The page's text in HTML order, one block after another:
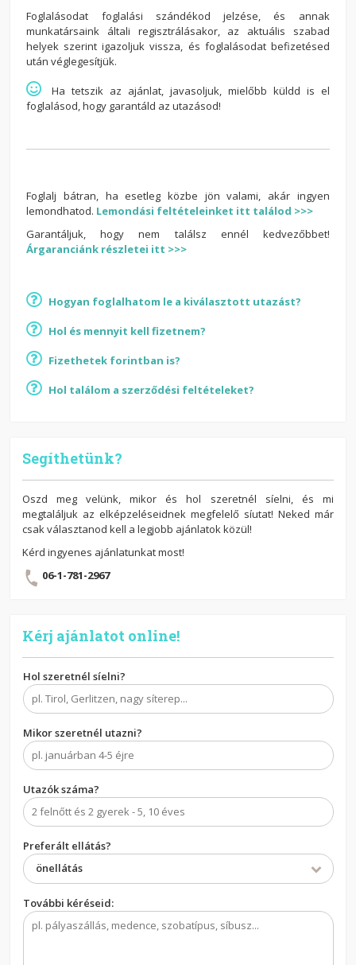
Foglalásodat foglalási szándékod jelzése, és annak
munkatársaink általi regisztrálásakor, az aktuális szabad
helyek szerint igazoljuk vissza, és foglalásodat befizetésed
után véglegesítjük.
Ha tetszik az ajánlat, javasoljuk, mielőbb küldd is el
foglalásod, hogy garantáld az utazásod!
Foglalj bátran, ha esetleg közbe jön valami, akár ingyen
lemondhatod. Lemondási feltételeinket itt találod >>>
Garantáljuk, hogy nem találsz ennél kedvezőbbet!
Árgaranciánk részletei itt >>>
Hogyan foglalhatom le a kiválasztott utazást?
Hol és mennyit kell fizetnem?
Fizethetek forintban is?
Hol találom a szerződési feltételeket?
Segíthetünk?
Oszd meg velünk, mikor és hol szeretnél síelni, és mi
megtaláljuk az elképzeléseidnek megfelelő síutat! Neked már
csak választanod kell a legjobb ajánlatok közül!
Kérd ingyenes ajánlatunkat most!
06-1-781-2967
Kérj ajánlatot online!
Hol szeretnél síelni?
Mikor szeretnél utazni?
Utazók száma?
Preferált ellátás?
önellátás
További kéréseid: